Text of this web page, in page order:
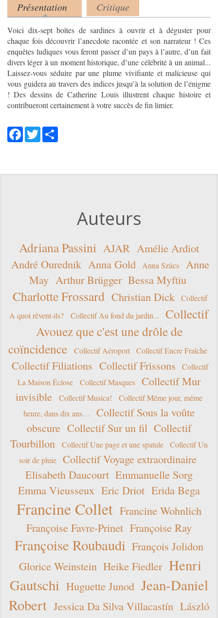
but
vérifier
que
vous
êtes
bien
un
visiteur
et
un
robot
prévenir
neuf
moins
dix
Product tabs
Présentation
(onglet actif)
Critique
Voici dix-sept boîtes de sardines à ouvrir et à déguster pour
chaque fois découvrir l’anecdote racontée et son narrateur ! Ces
enquêtes ludiques vous feront passer d’un pays à l’autre, d’un fait
divers léger à un moment historique, d’une célébrité à un animal...
Laissez-vous séduire par une plume vivifiante et malicieuse qui
vous guidera au travers des indices jusqu’à la solution de l’énigme
! Des dessins de Catherine Louis illustrent chaque histoire et
contribueront certainement à votre succès de fin limier.
Facebook
Twitter
Auteurs
Adriana Passini AJAR Amélie Ardiot
André Ourednik Anna Gold Anna Szücs
Anne
May Arthur Brügger Bessa Myftiu
Charlotte Frossard Christian Dick
Collectif
A quoi rêvent-ils?
Collectif Au fond du jardin...
Collectif
Avouez que c'est une drôle de
coïncidence
Collectif Aéroport Collectif Encre Fraîche
Collectif Filiations Collectif Frissons
Collectif
La Maison Éclose
Collectif Masques
Collectif Mur
invisible
Collectif Musica!
Collectif Même jour, même
heure, dans dix ans…
Collectif Sous la voûte
obscure Collectif Sur un fil Collectif
Tourbillon
Collectif Une page et une spatule
Collectif Un
soir de pluie
Collectif Voyage extraordinaire
Elisabeth Daucourt Emmanuelle Sorg
Emma Vieusseux Eric Driot Erida Bega
Francine Collet Francine Wohnlich
Françoise Favre-Prinet Françoise Ray
Françoise Roubaudi François Jolidon
Glorice Weinstein Heike Fiedler Henri
Gautschi Huguette Junod Jean-Daniel
Robert Jessica Da Silva Villacastín László